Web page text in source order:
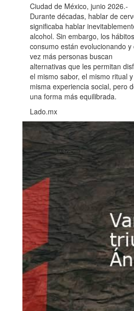
Ciudad de México, junio 2026.-
Durante décadas, hablar de
significaba hablar
alcohol. Sin embargo, los
consumo están evolucionando y
vez más personas buscan
alternativas que les permitan
el mismo sabor, el mismo ritual
misma experiencia social, pero
una forma más equilibrada.
Lado.mx